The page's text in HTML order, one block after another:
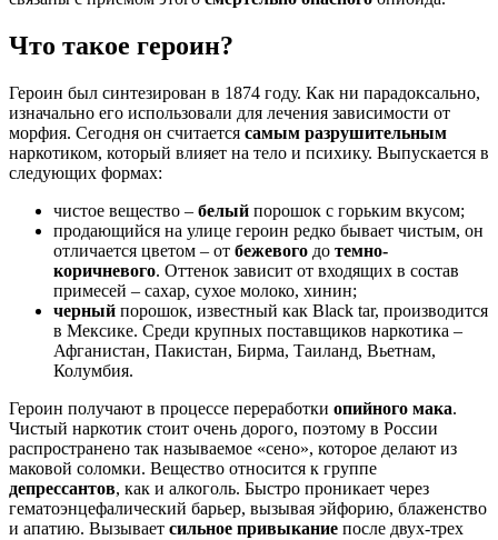
Что такое героин?
Героин был синтезирован в 1874 году. Как ни парадоксально,
изначально его использовали для лечения зависимости от
морфия. Сегодня он считается самым разрушительным
наркотиком, который влияет на тело и психику. Выпускается в
следующих формах:
чистое вещество – белый порошок с горьким вкусом;
продающийся на улице героин редко бывает чистым, он
отличается цветом – от бежевого до темно-
коричневого. Оттенок зависит от входящих в состав
примесей – сахар, сухое молоко, хинин;
черный порошок, известный как Black tar, производится
в Мексике. Среди крупных поставщиков наркотика –
Афганистан, Пакистан, Бирма, Таиланд, Вьетнам,
Колумбия.
Героин получают в процессе переработки опийного мака.
Чистый наркотик стоит очень дорого, поэтому в России
распространено так называемое «сено», которое делают из
маковой соломки. Вещество относится к группе
депрессантов, как и алкоголь. Быстро проникает через
гематоэнцефалический барьер, вызывая эйфорию, блаженство
и апатию. Вызывает сильное привыкание после двух-трех